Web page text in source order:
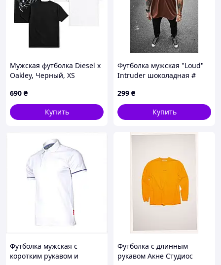
Мужская футболка Diesel x
Oakley, Черный, XS
690 ₴
Купить
Футболка мужская "Loud"
Intruder шоколадная #
299 ₴
Купить
Футболка мужская с
коротким рукавом и
Футболка с длинным
рукавом Акне Студиос